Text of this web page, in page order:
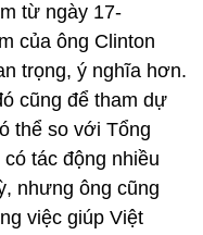
từ ngày 17-
của ông Clinton
trọng, ý nghĩa hơn.
cũng để tham dự
thể so với Tổng
tác động nhiều
nhưng ông cũng
việc giúp Việt